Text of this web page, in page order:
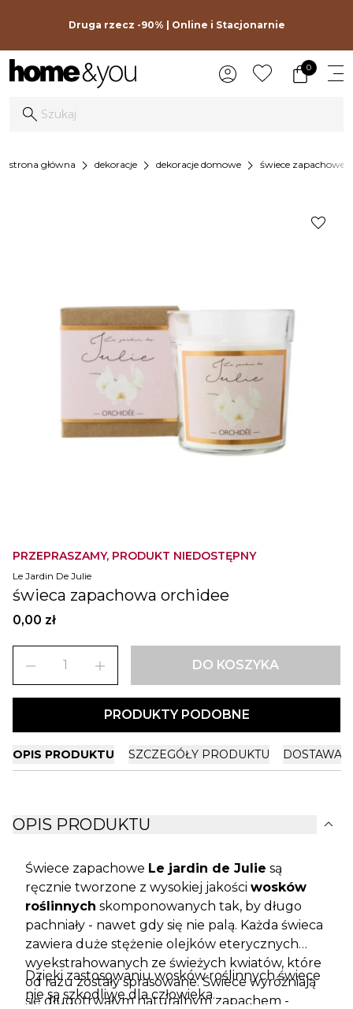
Druga rzecz -90% | Online i Stacjonarnie
0
strona główna chevron_right dekoracje chevron_right dekoracje domowe chevron_right świece zapachowe
PRZEPRASZAMY, PRODUKT NIEDOSTĘPNY
Le Jardin De Julie
świeca zapachowa orchidee
0,00 zł
remove add DO KOSZYKA
PRODUKTY PODOBNE
favorite
OPIS PRODUKTU SZCZEGÓŁY PRODUKTU DOSTAWA
OPIS PRODUKTU expand_more
Świece zapachowe Le jardin de Julie są
ręcznie tworzone z wysokiej jakości wosków
roślinnych skomponowanych tak, by długo
pachniały - nawet gdy się nie palą. Każda świeca
zawiera duże stężenie olejków eterycznych
wyekstrahowanych ze świeżych kwiatów, które
od razu zostały sprasowane. Świece wyróżniają
się długotrwałym naturalnym zapachem -
Dzięki zastosowaniu wosków roślinnych świece
nie są szkodliwe dla człowieka.